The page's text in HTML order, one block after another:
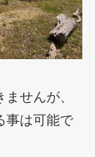
せんが、
事は可能で